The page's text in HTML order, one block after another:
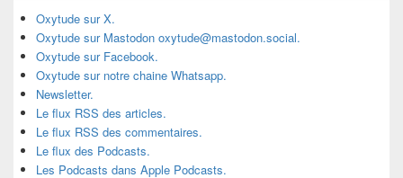
Oxytude sur X.
Oxytude sur Mastodon oxytude@mastodon.social.
Oxytude sur Facebook.
Oxytude sur notre chaine Whatsapp.
Newsletter.
Le flux RSS des articles.
Le flux RSS des commentaires.
Le flux des Podcasts.
Les Podcasts dans Apple Podcasts.